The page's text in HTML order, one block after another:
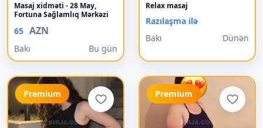
Masaj xidməti - 28 May,
Fortuna Sağlamlıq Mərkəzi
65 AZN
Bakı Bu gün
Relax masaj
Razılaşma ilə
Bakı
Dünən
Premium Premium